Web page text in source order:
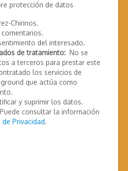
protección de datos
Chirinos.
del interesado.
de tratamiento: No se
a terceros para prestar este
los servicios de
que actúa como
y suprimir los datos.
Puede consultar la información
de Privacidad.